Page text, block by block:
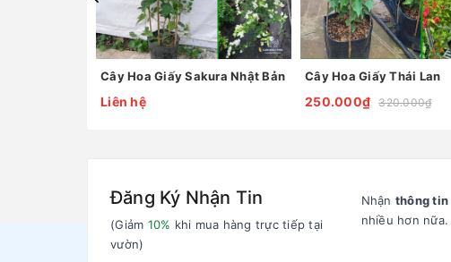
Cây Hoa Giấy Sakura Nhật Bản
Liên hệ
Cây Hoa Giấy Thái Lan
250.000₫ 320.000₫
Đăng Ký Nhận Tin
(Giảm 10% khi mua hàng trực tiếp tại
vườn)
Nhận thông tin
nhiều hơn nữa.